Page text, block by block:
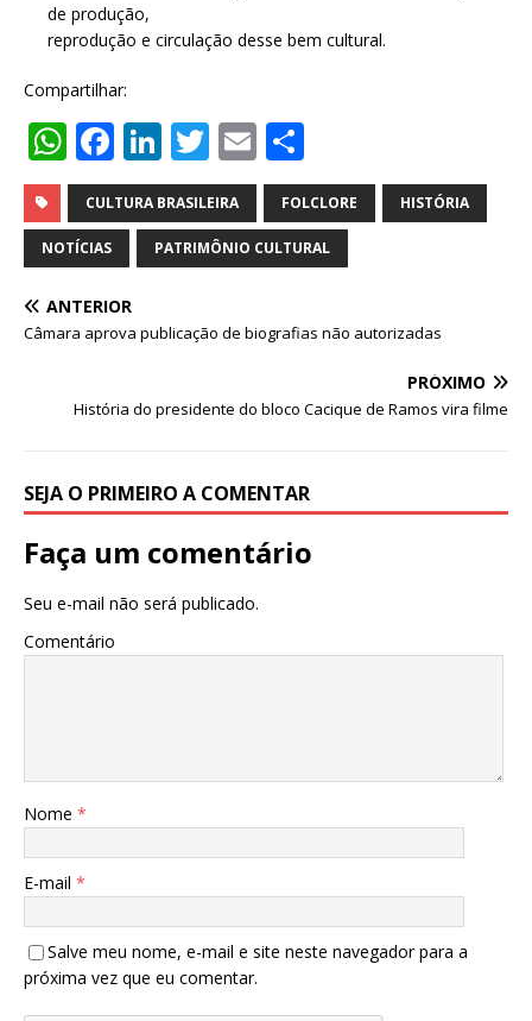
de produção,
reprodução e circulação desse bem cultural.
Compartilhar:
W
h
at
s
A
p
F
a
c
e
b
o
k
Li
n
k
e
n
T
w
it
te
E
m
ai
l
h
ar
e
CULTURA BRASILEIRA FOLCLORE HISTÓRIA
NOTÍCIAS PATRIMÔNIO CULTURAL
ANTERIOR
Câmara aprova publicação de biografias não autorizadas
PRÓXIMO
História do presidente do bloco Cacique de Ramos vira filme
SEJA O PRIMEIRO A COMENTAR
Faça um comentário
Seu e-mail não será publicado.
Comentário
Nome *
E-mail *
Salve meu nome, e-mail e site neste navegador para a
próxima vez que eu comentar.